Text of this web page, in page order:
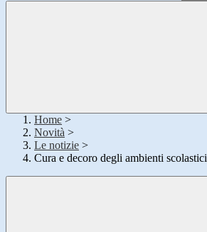
Home >
Novità >
Le notizie >
Cura e decoro degli ambienti scolastici